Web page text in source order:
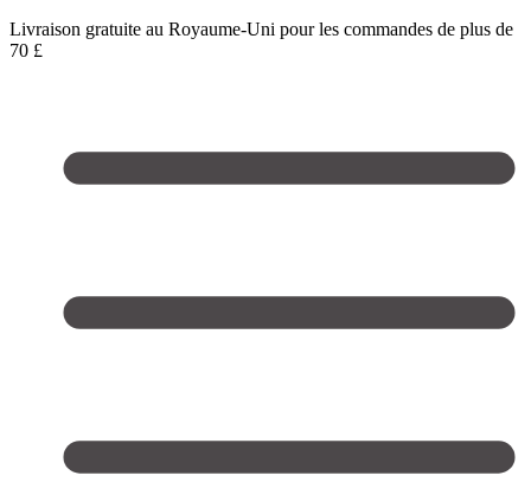
Livraison gratuite au Royaume-Uni pour les commandes de plus de
70 £